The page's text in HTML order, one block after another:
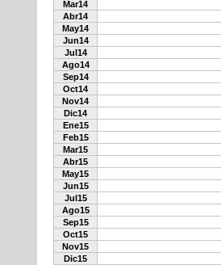
Mar14
Abr14
May14
Jun14
Jul14
Ago14
Sep14
Oct14
Nov14
Dic14
Ene15
Feb15
Mar15
Abr15
May15
Jun15
Jul15
Ago15
Sep15
Oct15
Nov15
Dic15